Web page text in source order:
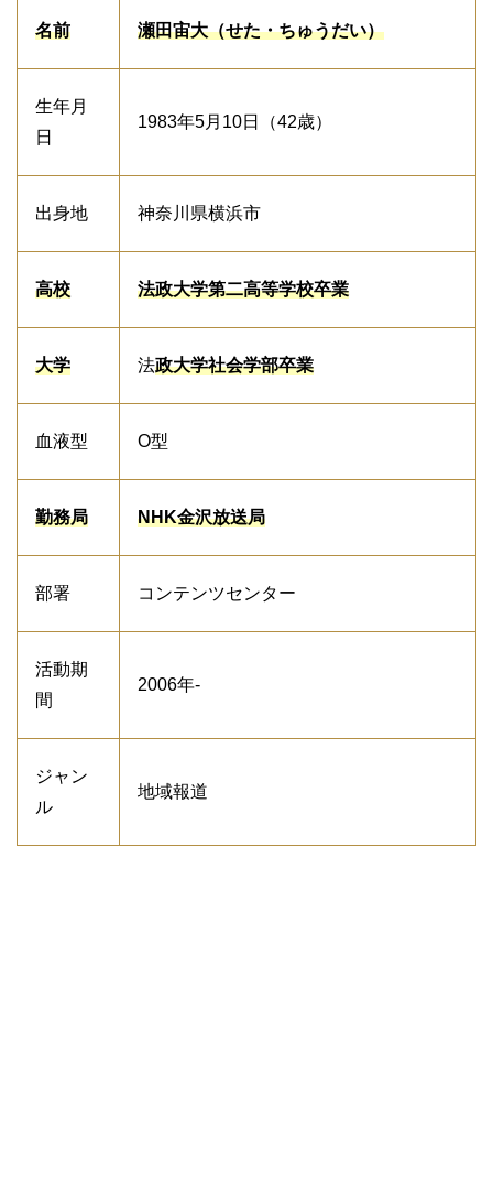
名前 瀬田宙大（せた・ちゅうだい）
生年月
日
1983年5月10日（42歳）
出身地 神奈川県横浜市
高校 法政大学第二高等学校卒業
大学 法政大学社会学部卒業
血液型 O型
勤務局 NHK金沢放送局
部署 コンテンツセンター
活動期
間
2006年-
ジャン
ル
地域報道